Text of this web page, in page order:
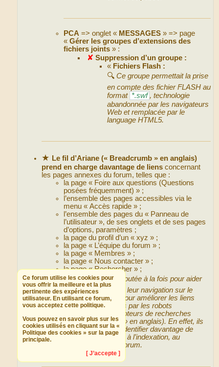
PCA => onglet « MESSAGES» => page
« Gérer les groupes d’extensions des
fichiers joints» :
✘ Suppression d’un groupe :
« Fichiers Flash :
🔍 Ce groupe permettait la prise
en compte des fichier FLASH au
format *.swf , technologie
abandonnée par les navigateurs
Web et remplacée par le
language HTML5.
★ Le fil d’Ariane (« Breadcrumb » en anglais)
prend en charge davantage de liens concernant
les pages annexes du forum, telles que :
la page « Foire aux questions (Questions
posées fréquemment) » ;
l’ensemble des pages accessibles via le
menu « Accès rapide » ;
l’ensemble des pages du « Panneau de
l’utilisateur », de ses onglets et de ses pages
d’options, paramètres ;
la page du profil d’un « xyz » ;
la page « L’équipe du forum » ;
la page « Membres » ;
la page « Nous contacter » ;
la page « Rechercher » ;
🔍Fonctionnalité ajoutée à la fois pour aider
les visiteurs lors de leur navigation sur le
forum mais aussi pour améliorer les liens
référencés, indexés par les robots
d’indexation des moteurs de recherches
(« Search engines » en anglais). En effet, ils
seront capables d’identifier davantage de
pages utiles ou non à l’indexation, au
référencement du forum.
Ce forum utilise les cookies pour
vous offrir la meilleure et la plus
pertinente des expériences
utilisateur. En utilisant ce forum,
vous acceptez cette politique.
Vous pouvez en savoir plus sur les
cookies utilisés en cliquant sur la «
Politique des cookies » sur la page
principale.
[ J’accepte ]